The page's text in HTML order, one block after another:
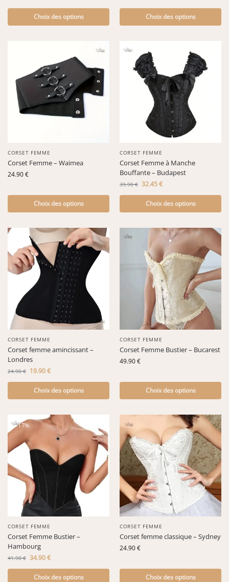
Choix des options Choix des options
CORSET FEMME
Corset Femme – Waimea
24.90€
Choix des options
-19%
CORSET FEMME
Corset Femme à Manche
Bouffante – Budapest
39.90€ 32.45€
Choix des options
-20%
CORSET FEMME
Corset femme amincissant –
Londres
24.90€ 19.90€
Choix des options
CORSET FEMME
Corset Femme Bustier – Bucarest
49.90€
Choix des options
-17%
CORSET FEMME
Corset Femme Bustier –
Hambourg
41.90€ 34.90€
Choix des options
CORSET FEMME
Corset femme classique – Sydney
24.90€
Choix des options